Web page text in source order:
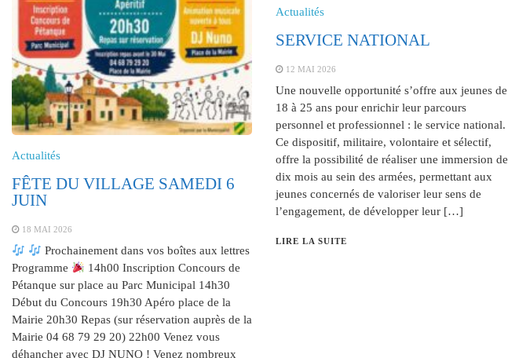
Actualités
FÊTE DU VILLAGE SAMEDI 6
JUIN
18 MAI 2026
Prochainement dans vos boîtes aux lettres
Programme
14h00 Inscription Concours de
Pétanque sur place au Parc Municipal 14h30
Début du Concours 19h30 Apéro place de la
Mairie 20h30 Repas (sur réservation auprès de la
Mairie 04 68 79 29 20) 22h00 Venez vous
déhancher avec DJ NUNO ! Venez nombreux
Actualités
SERVICE NATIONAL
12 MAI 2026
Une nouvelle opportunité s’offre aux jeunes de
18 à 25 ans pour enrichir leur parcours
personnel et professionnel : le service national.
Ce dispositif, militaire, volontaire et sélectif,
offre la possibilité de réaliser une immersion de
dix mois au sein des armées, permettant aux
jeunes concernés de valoriser leur sens de
l’engagement, de développer leur […]
LIRE LA SUITE